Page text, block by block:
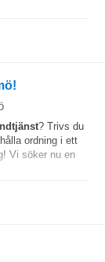
? Trivs du
ordning i ett
Vi söker nu en